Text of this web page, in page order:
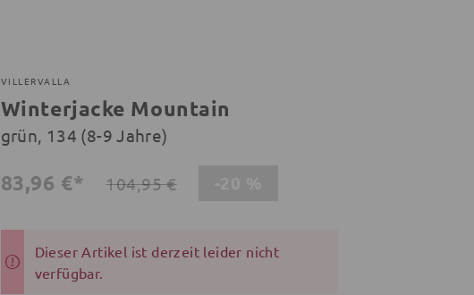
VILLERVALLA
Winterjacke Mountain
grün, 134 (8-9 Jahre)
83,96 €* 104,95 €
Dieser Artikel ist derzeit leider nicht
verfügbar.